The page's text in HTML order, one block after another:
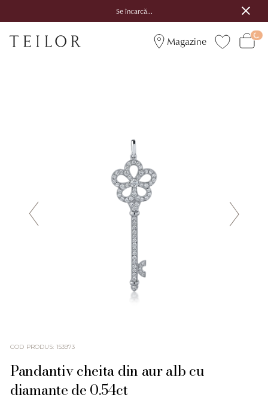
Se încarcă...
Magazine
COD PRODUS: 153973
Pandantiv cheita din aur alb cu
diamante de 0.54ct